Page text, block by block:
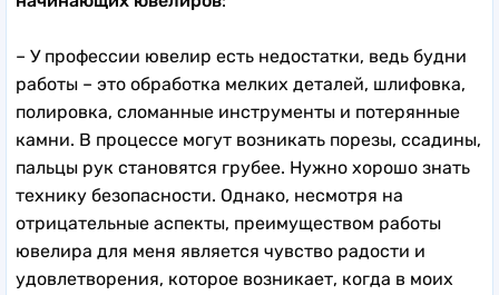
– У профессии ювелир есть недостатки, ведь будни
работы – это обработка мелких деталей, шлифовка,
полировка, сломанные инструменты и потерянные
камни. В процессе могут возникать порезы, ссадины,
пальцы рук становятся грубее. Нужно хорошо знать
технику безопасности. Однако, несмотря на
отрицательные аспекты, преимуществом работы
ювелира для меня является чувство радости и
удовлетворения, которое возникает, когда в моих